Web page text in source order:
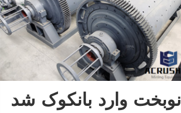
نوبخت وارد بانکوک شد